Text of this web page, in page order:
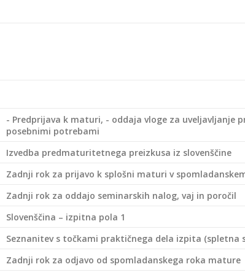
- Predprijava k maturi, - oddaja vloge za uveljavljanje
posebnimi potrebami
Izvedba predmaturitetnega preizkusa iz slovenščine
Zadnji rok za prijavo k splošni maturi v
Zadnji rok za oddajo seminarskih nalog, vaj in poročil
Slovenščina – izpitna pola 1
Seznanitev s točkami praktičnega dela izpita (spletna
Zadnji rok za odjavo od spomladanskega roka mature